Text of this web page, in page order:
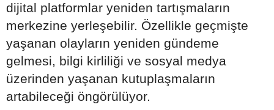
dijital platformlar yeniden tartışmaların
merkezine yerleşebilir. Özellikle geçmişte
yaşanan olayların yeniden gündeme
gelmesi, bilgi kirliliği ve sosyal medya
üzerinden yaşanan kutuplaşmaların
artabileceği öngörülüyor.